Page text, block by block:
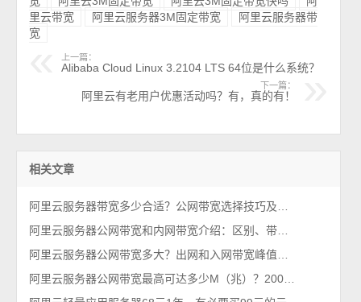
里云带宽
阿里云服务器3M固定带宽
阿里云服务器带
宽
上一篇：
Alibaba Cloud Linux 3.2104 LTS 64位是什么系统？
下一篇：
阿里云有老用户优惠活动吗？有，真的有！
相关文章